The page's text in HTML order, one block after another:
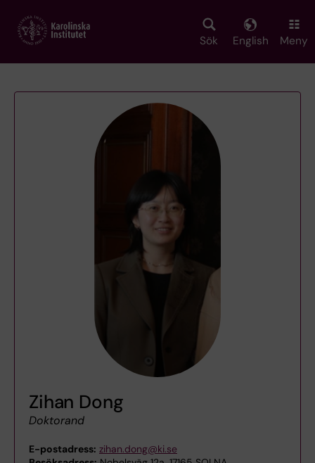
main
Sök English Meny
Zihan Dong
Doktorand
E-postadress: zihan.dong@ki.se